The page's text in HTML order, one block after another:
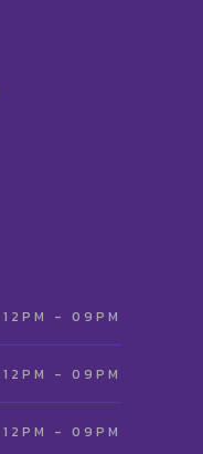
12PM - 09PM
12PM - 09PM
12PM - 09PM